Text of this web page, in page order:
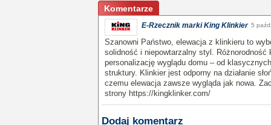
Komentarze
E-Rzecznik marki King Klinkier 5
Szanowni Państwo, elewacja z klinkieru to
solidność i niepowtarzalny styl. Różnorodność
personalizację wyglądu domu – od
struktury. Klinkier jest odporny na działanie
czemu elewacja zawsze wygląda jak nowa.
strony https://kingklinker.com/
Dodaj komentarz